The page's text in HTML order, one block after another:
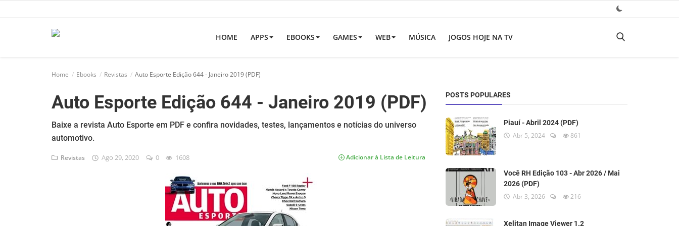
HOME APPS EBOOKS GAMES WEB MÚSICA JOGOS HOJE NA TV
Home Ebooks Revistas Auto Esporte Edição 644 - Janeiro 2019 (PDF)
Auto Esporte Edição 644 - Janeiro 2019 (PDF)
Baixe a revista Auto Esporte em PDF e confira novidades, testes, lançamentos e notícias do universo
automotivo.
Revistas Ago 29, 2020 0 1608 Adicionar à Lista de Leitura
POSTS POPULARES
Piauí - Abril 2024 (PDF)
Abr 5, 2024 861
Você RH Edição 103 - Abr 2026 / Mai
2026 (PDF)
Abr 3, 2026 216
Xelitan Image Viewer 1.2